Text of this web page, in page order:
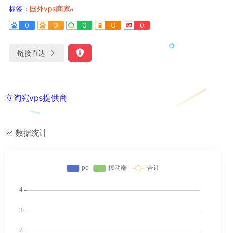
标签： 国外vps商家
0
0 0 0 0
链接直达
立陶宛vps提供商
数据统计